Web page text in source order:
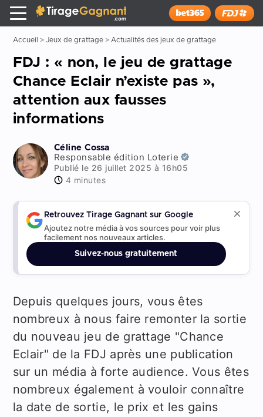
x
Tirage Gagnant
Installer
Accueil > Jeux de grattage> Actualités des jeux de grattage
FDJ : « non, le jeu de grattage
Chance Eclair n’existe pas »,
attention aux fausses
informations
Céline Cossa
Responsable édition Loterie
Publié le 26 juillet 2025 à 16h05
4 minutes
Retrouvez Tirage Gagnant sur Google
Ajoutez notre média à vos sources pour voir plus
facilement nos nouveaux articles.
Suivez-nous gratuitement
Depuis quelques jours, vous êtes
nombreux à nous faire remonter la sortie
du nouveau jeu de grattage "Chance
Eclair" de la FDJ après une publication
sur un média à forte audience. Vous êtes
nombreux également à vouloir connaître
la date de sortie, le prix et les gains